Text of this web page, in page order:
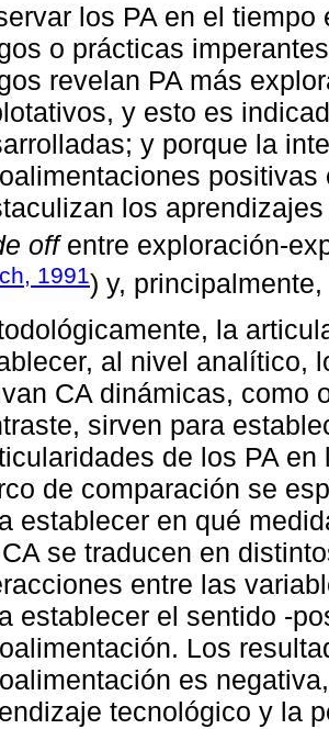
los PA en el
o prácticas
revelan PA más
y esto es
y porque la
los
offentre exploración-
1991) y,
la
al nivel analítico,
CA dinámicas, como
sirven para
de los PA
de comparación se
establecer en qué
se traducen en
entre las
establecer el sentido -
Los
es
tecnológico y la